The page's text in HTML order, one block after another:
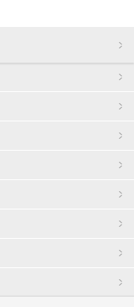
る場合がございます。
ください。
当社は一切責任を負い
当社の業務委託先以外
取扱いについては、当